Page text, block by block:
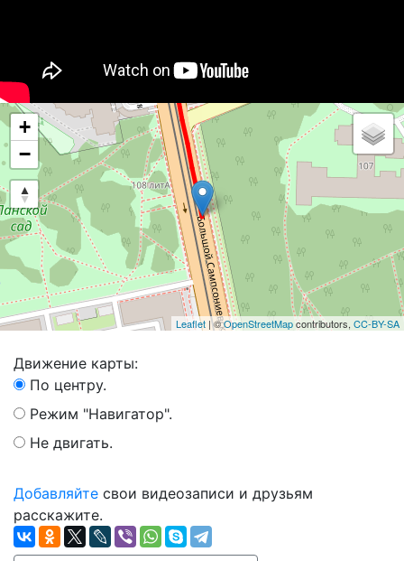
+
−
Leaflet | ©OpenStreetMapcontributors, CC-BY-SA
Движение карты:
По центру.
Режим "Навигатор".
Не двигать.
Добавляйте свои видеозаписи и друзьям
расскажите.